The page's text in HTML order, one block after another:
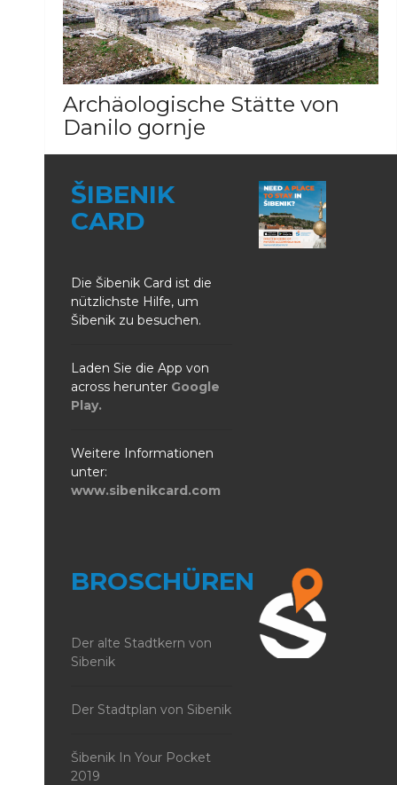
Archäologische Stätte von
Danilo gornje
GALERIE ANSEHEN
ŠIBENIK
CARD
Die Šibenik Card ist die
nützlichste Hilfe, um
Šibenik zu besuchen.
Laden Sie die App von
across herunter Google
Play.
Weitere Informationen
unter:
www.sibenikcard.com
BROSCHÜREN
Der alte Stadtkern von
Sibenik
Der Stadtplan von Sibenik
Šibenik In Your Pocket
2019